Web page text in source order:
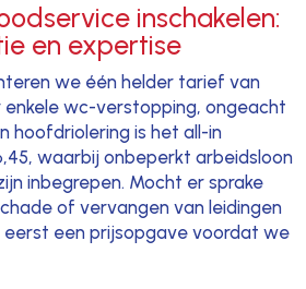
inschakelen:
en expertise
we één helder tarief van
enkele wc-verstopping, ongeacht
hoofdriolering is het all-in
waarbij onbeperkt arbeidsloon
inbegrepen. Mocht er sprake
of vervangen van leidingen
een prijsopgave voordat we